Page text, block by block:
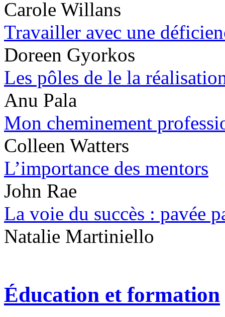
Carole Willans
Travailler avec une
Doreen Gyorkos
Les pôles de le la
Anu Pala
Mon cheminement
Colleen Watters
L’importance des mentors
John Rae
La voie du succès : pavée
Natalie Martiniello
Éducation et formation